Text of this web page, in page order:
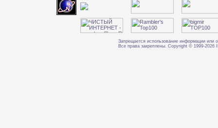
Запрещается использование информации или
Все права закреплены. Copyright © 1999-